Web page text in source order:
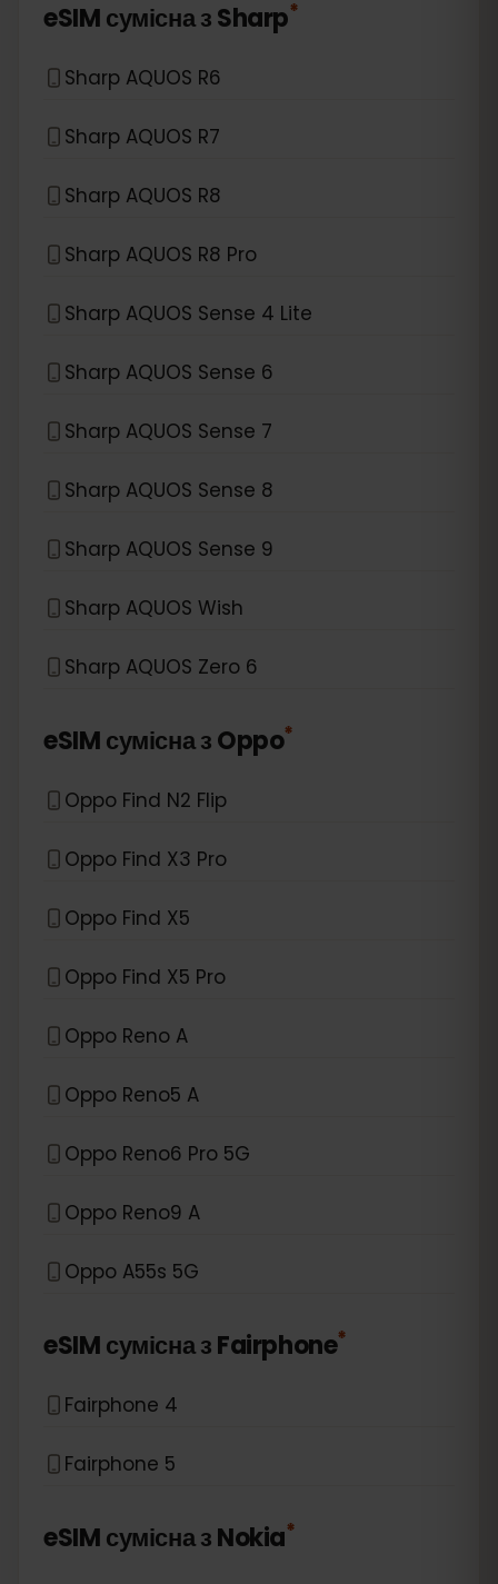
eSIM сумісна зSharp*
Sharp AQUOS R6
Sharp AQUOS R7
Sharp AQUOS R8
Sharp AQUOS R8 Pro
Sharp AQUOS Sense 4 Lite
Sharp AQUOS Sense 6
Sharp AQUOS Sense 7
Sharp AQUOS Sense 8
Sharp AQUOS Sense 9
Sharp AQUOS Wish
Sharp AQUOS Zero 6
eSIM сумісна зOppo*
Oppo Find N2 Flip
Oppo Find X3 Pro
Oppo Find X5
Oppo Find X5 Pro
Oppo Reno A
Oppo Reno5 A
Oppo Reno6 Pro 5G
Oppo Reno9 A
Oppo A55s 5G
eSIM сумісна зFairphone*
Fairphone 4
Fairphone 5
eSIM сумісна зNokia*